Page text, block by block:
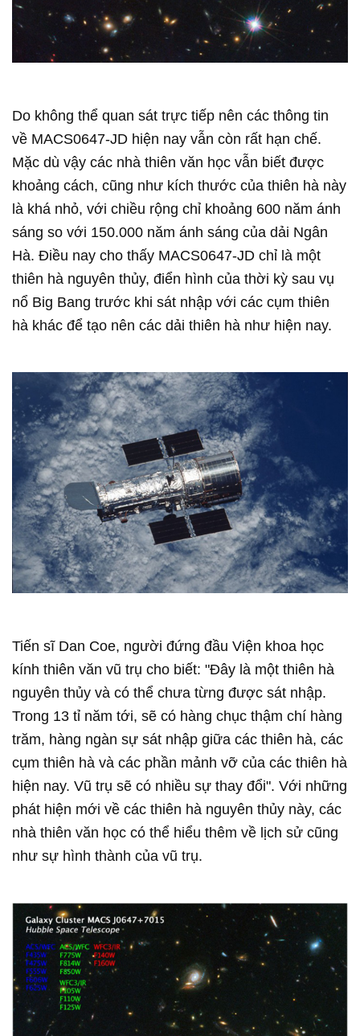
Do không thể quan sát trực tiếp nên các thông tin
về MACS0647-JD hiện nay vẫn còn rất hạn chế.
Mặc dù vậy các nhà thiên văn học vẫn biết được
khoảng cách, cũng như kích thước của thiên hà này
là khá nhỏ, với chiều rộng chỉ khoảng 600 năm ánh
sáng so với 150.000 năm ánh sáng của dải Ngân
Hà. Điều nay cho thấy MACS0647-JD chỉ là một
thiên hà nguyên thủy, điển hình của thời kỳ sau vụ
nổ Big Bang trước khi sát nhập với các cụm thiên
hà khác để tạo nên các dải thiên hà như hiện nay.
Tiến sĩ Dan Coe, người đứng đầu Viện khoa học
kính thiên văn vũ trụ cho biết: "Đây là một thiên hà
nguyên thủy và có thể chưa từng được sát nhập.
Trong 13 tỉ năm tới, sẽ có hàng chục thậm chí hàng
trăm, hàng ngàn sự sát nhập giữa các thiên hà, các
cụm thiên hà và các phần mảnh vỡ của các thiên hà
hiện nay. Vũ trụ sẽ có nhiều sự thay đổi". Với những
phát hiện mới về các thiên hà nguyên thủy này, các
nhà thiên văn học có thể hiểu thêm về lịch sử cũng
như sự hình thành của vũ trụ.